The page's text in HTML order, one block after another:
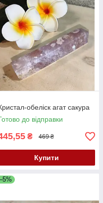
обеліск агат сакура
до відправки
₴ 469 ₴
Купити